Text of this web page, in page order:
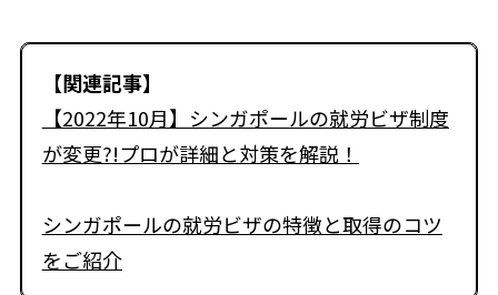
【関連記事】
【2022年10月】シンガポールの就労ビザ制度
が変更?!プロが詳細と対策を解説！
シンガポールの就労ビザの特徴と取得のコツ
をご紹介